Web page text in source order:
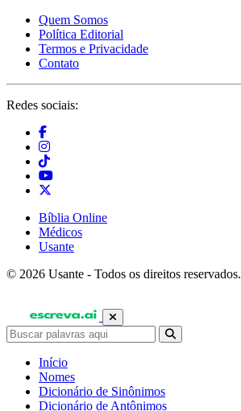
Quem Somos
Política Editorial
Termos e Privacidade
Contato
Redes sociais:
Bíblia Online
Médicos
Usante
© 2026 Usante - Todos os direitos reservados.
Início
Nomes
Dicionário de Sinônimos
Dicionário de Antônimos